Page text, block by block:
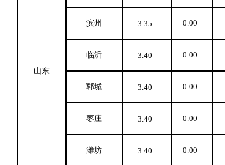
山东
滨州 3.35 0.00
临沂 3.40 0.00
郓城 3.40 0.00
枣庄 3.40 0.00
潍坊 3.40 0.00